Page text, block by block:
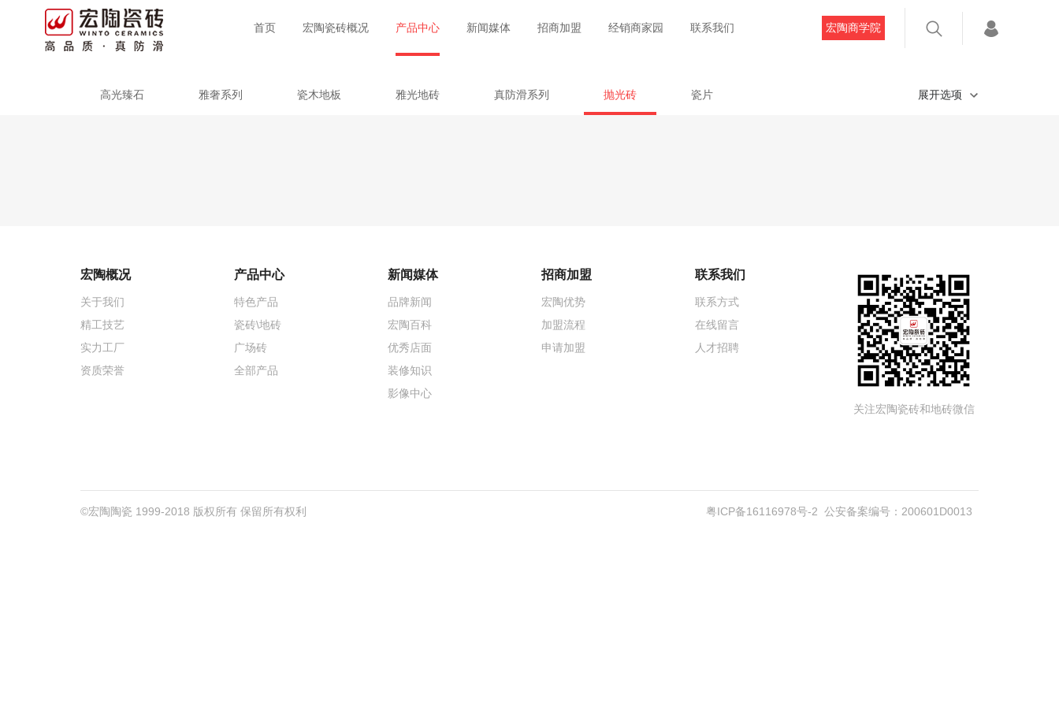
首页 宏陶瓷砖概况 产品中心 新闻媒体 招商加盟 经销商家园 联系我们 宏陶商学院
高光臻石 雅奢系列 瓷木地板 雅光地砖 真防滑系列 抛光砖 瓷片 展开选项
宏陶概况
关于我们
精工技艺
实力工厂
资质荣誉
产品中心
特色产品
瓷砖\地砖
广场砖
全部产品
新闻媒体
品牌新闻
宏陶百科
优秀店面
装修知识
影像中心
招商加盟
宏陶优势
加盟流程
申请加盟
联系我们
联系方式
在线留言
人才招聘
关注宏陶瓷砖和地砖微信
©宏陶陶瓷 1999-2018 版权所有 保留所有权利 粤ICP备16116978号-2 公安备案编号：200601D0013